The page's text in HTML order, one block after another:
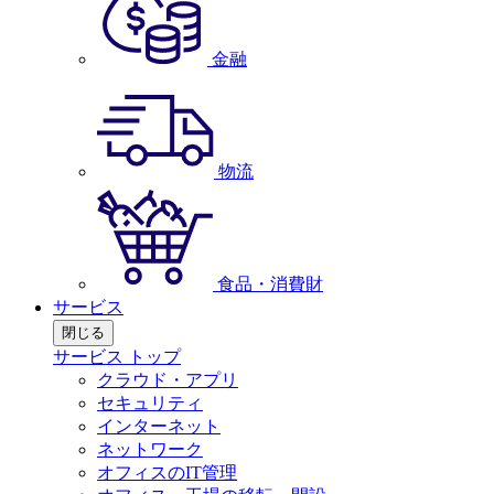
金融
物流
食品・消費財
サービス
閉じる
サービス トップ
クラウド・アプリ
セキュリティ
インターネット
ネットワーク
オフィスのIT管理